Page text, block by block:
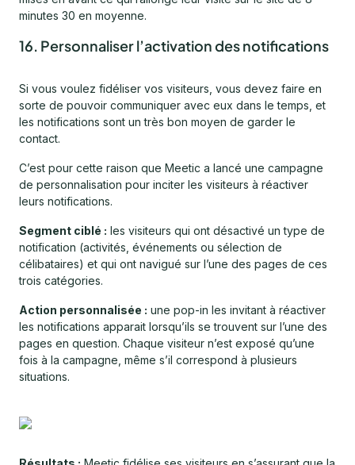
minutes 30 en moyenne.
16. Personnaliser l’activation des notifications
Si vous voulez fidéliser vos visiteurs, vous devez faire en
sorte de pouvoir communiquer avec eux dans le temps, et
les notifications sont un très bon moyen de garder le
contact.
C’est pour cette raison que Meetic a lancé une campagne
de personnalisation pour inciter les visiteurs à réactiver
leurs notifications.
Segment ciblé : les visiteurs qui ont désactivé un type de
notification (activités, événements ou sélection de
célibataires) et qui ont navigué sur l’une des pages de ces
trois catégories.
Action personnalisée : une pop-in les invitant à réactiver
les notifications apparait lorsqu’ils se trouvent sur l’une des
pages en question. Chaque visiteur n’est exposé qu’une
fois à la campagne, même s’il correspond à plusieurs
situations.